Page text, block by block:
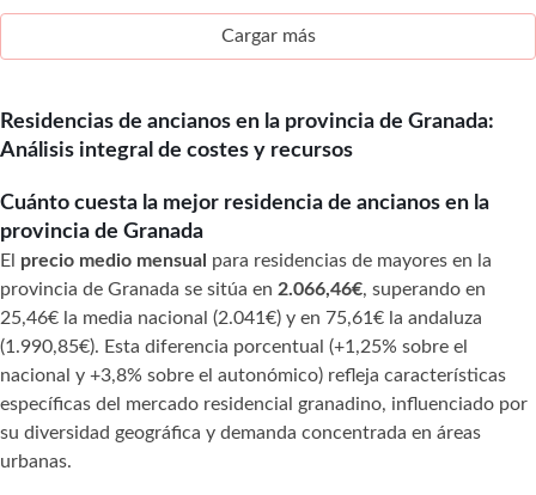
Cargar más
Residencias de ancianos en la provincia de Granada:
Análisis integral de costes y recursos
Cuánto cuesta la mejor residencia de ancianos en la
provincia de Granada
El precio medio mensual para residencias de mayores en la
provincia de Granada se sitúa en 2.066,46€, superando en
25,46€ la media nacional (2.041€) y en 75,61€ la andaluza
(1.990,85€). Esta diferencia porcentual (+1,25% sobre el
nacional y +3,8% sobre el autonómico) refleja características
específicas del mercado residencial granadino, influenciado por
su diversidad geográfica y demanda concentrada en áreas
urbanas.